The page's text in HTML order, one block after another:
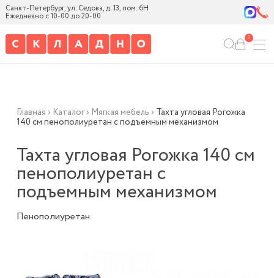
Санкт-Петербург, ул. Седова, д. 13, пом. 6Н
Ежедневно с 10-00 до 20-00
0
Главная › Каталог› Мягкая мебель › Тахта угловая Рогожка
140 см пенополиуретан с подъемным механизмом
Тахта угловая Рогожка 140 см
пенополиуретан с
подъемным механизмом
Пенополиуретан